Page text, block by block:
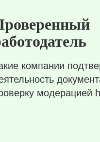
компании
модерацией